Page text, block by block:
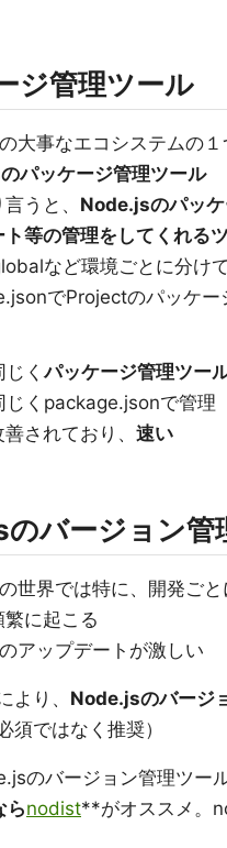
ジ管理ツール
大事なエコシステムの１
パッケージ管理ツール
うと、 Node.jsのパッケ
ト等の管理をしてくれる
など環境ごとに分け
でProjectのパッケ
じくパッケージ管理ツー
じくpackage.jsonで管理
されており、 速い
バージョン管
世界では特に、開発ご
繁に起こる
アップデートが激しい
より、 Node.jsのバージ
須ではなく推奨）
のバージョン管理ツー
らnodist**がオススメ。